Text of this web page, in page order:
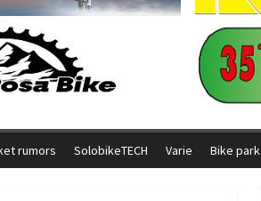
rumors SolobikeTECH Varie Bike park